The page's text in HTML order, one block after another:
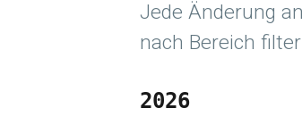
Jede Änderung
nach Bereich
2026